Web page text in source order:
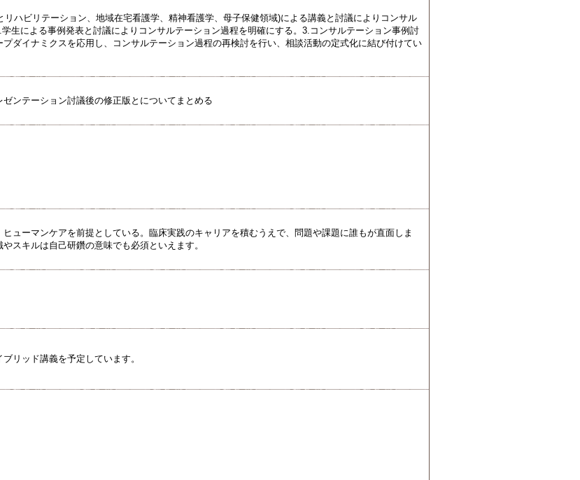
リハビリテーション、地域在宅看護学、精神看護学、母子保健領域)による講義と討議によりコンサル
生による事例発表と討議によりコンサルテーション過程を明確にする。3.コンサルテーション事例討
ダイナミクスを応用し、コンサルテーション過程の再検討を行い、相談活動の定式化に結び付けてい
ンテーション討議後の修正版とについてまとめる
ューマンケアを前提としている。臨床実践のキャリアを積むうえで、問題や課題に誰もが直面しま
スキルは自己研鑽の意味でも必須といえます。
リッド講義を予定しています。